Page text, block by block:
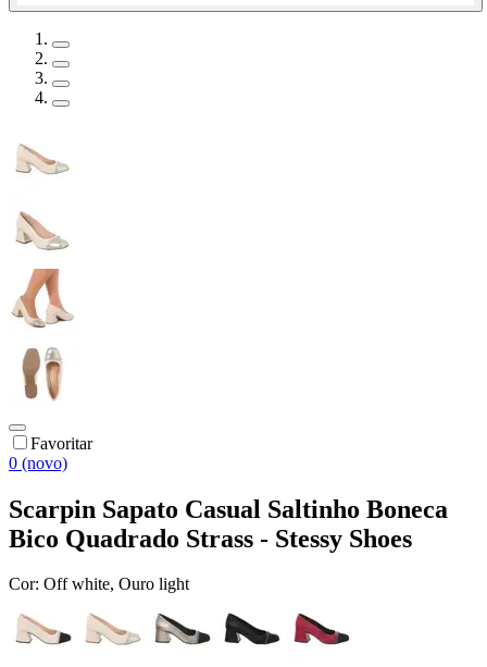
Favoritar
0 (novo)
Scarpin Sapato Casual Saltinho Boneca
Bico Quadrado Strass - Stessy Shoes
Cor: Off white, Ouro light